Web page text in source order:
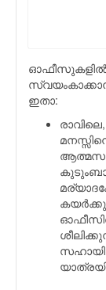
ഓഫീസുകളില്‍
ഇതാ: